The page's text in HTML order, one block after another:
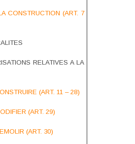
CONSTRUCTION (ART. 7
RELATIVES A LA
(ART. 11 – 28)
(ART. 29)
(ART. 30)